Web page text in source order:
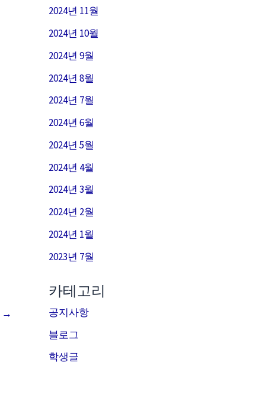
→
2024년 11월
2024년 10월
2024년 9월
2024년 8월
2024년 7월
2024년 6월
2024년 5월
2024년 4월
2024년 3월
2024년 2월
2024년 1월
2023년 7월
카테고리
공지사항
블로그
학생글